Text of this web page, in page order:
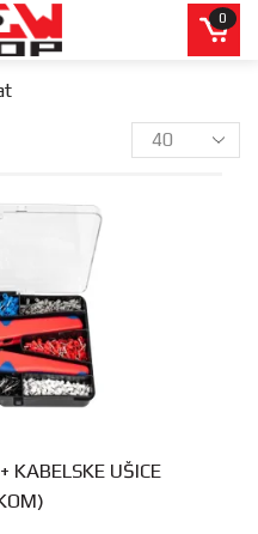
0
KABELSKE UŠICE